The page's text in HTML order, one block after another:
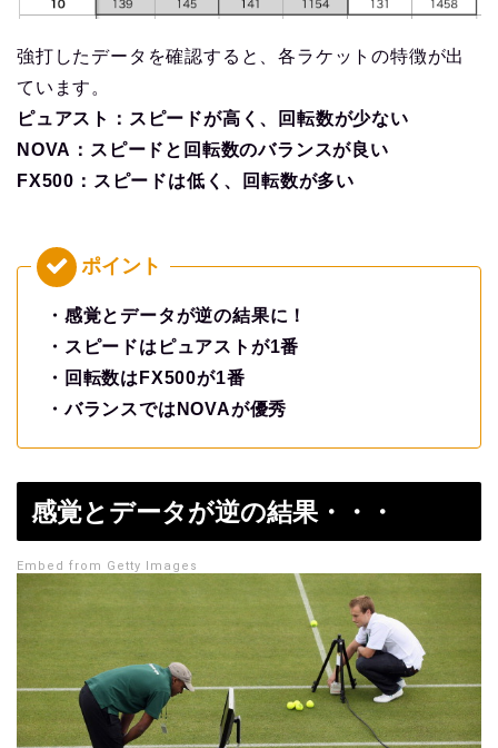
強打したデータを確認すると、各ラケットの特徴が出
ています。
ピュアスト：スピードが高く、回転数が少ない
NOVA：スピードと回転数のバランスが良い
FX500：スピードは低く、回転数が多い
・感覚とデータが逆の結果に！
・スピードはピュアストが1番
・回転数はFX500が1番
・バランスではNOVAが優秀
感覚とデータが逆の結果・・・
Embed from Getty Images